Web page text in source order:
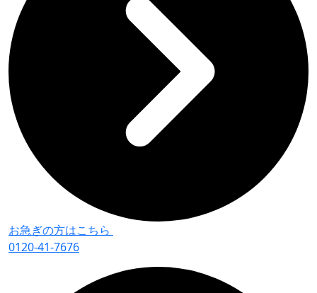
お急ぎの方はこちら
0120-41-7676